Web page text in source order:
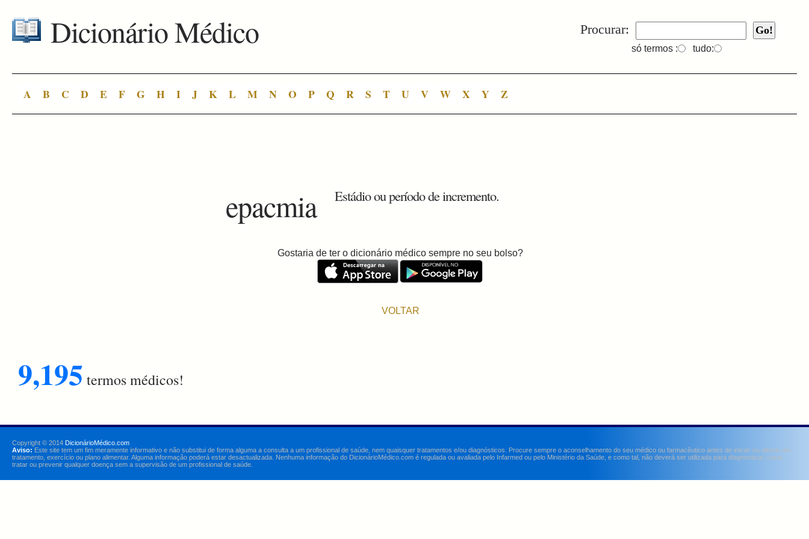
Procurar:
só termos : tudo:
Dicionário Médico
A B C D E F G H I J K L M N O P Q R S T U V W X Y Z
epacmia Estádio ou período de incremento.
Gostaria de ter o dicionário médico sempre no seu bolso?
VOLTAR
9,195 termos médicos!
Copyright © 2014 DicionárioMédico.com
Aviso: Este site tem um fim meramente informativo e não substitui de forma alguma a consulta a um profissional de saúde, nem quaisquer tratamentos e/ou diagnósticos. Procure sempre o aconselhamento do seu médico ou farmacêutico antes de iniciar ou alterar um
tratamento, exercício ou plano alimentar. Alguma informação poderá estar desactualizada. Nenhuma informação do DicionárioMédico.com é regulada ou avaliada pelo Infarmed ou pelo Ministério da Saúde, e como tal, não deverá ser utilizada para diagnosticar, curar,
tratar ou prevenir qualquer doença sem a supervisão de um profissional de saúde.